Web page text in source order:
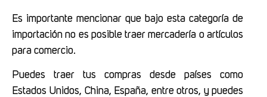
Es importante mencionar que bajo esta categoría de
importación no es posible traer mercadería o artículos
para comercio.
Puedes traer tus compras desde países como
Estados Unidos, China, España, entre otros, y puedes